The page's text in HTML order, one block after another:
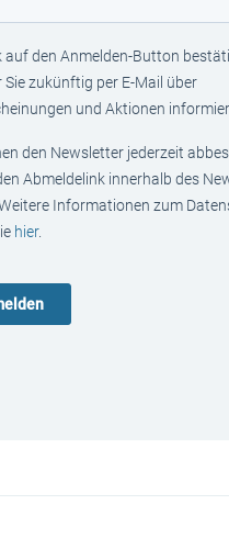
auf den Anmelden-Button
Sie zukünftig per E-Mail über
und Aktionen
den Newsletter jederzeit
Abmeldelink innerhalb des
Informationen zum
hier.